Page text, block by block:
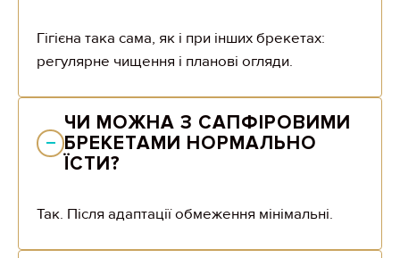
Гігієна така сама, як і при інших брекетах:
регулярне чищення і планові огляди.
ЧИ МОЖНА З САПФІРОВИМИ
БРЕКЕТАМИ НОРМАЛЬНО
ЇСТИ?
Так. Після адаптації обмеження мінімальні.